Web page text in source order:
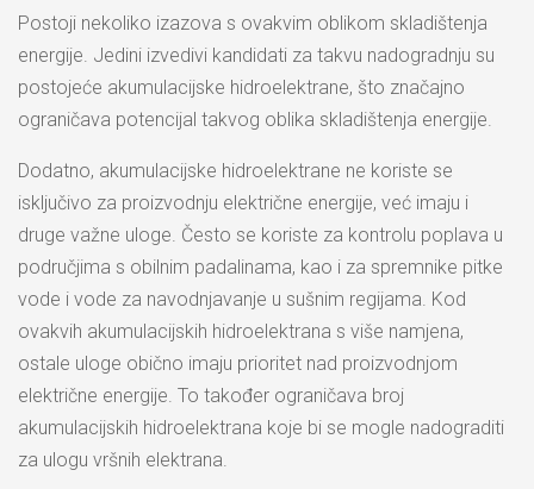
Postoji nekoliko izazova s ovakvim oblikom skladištenja
energije. Jedini izvedivi kandidati za takvu nadogradnju su
postojeće akumulacijske hidroelektrane, što značajno
ograničava potencijal takvog oblika skladištenja energije.
Dodatno, akumulacijske hidroelektrane ne koriste se
isključivo za proizvodnju električne energije, već imaju i
druge važne uloge. Često se koriste za kontrolu poplava u
područjima s obilnim padalinama, kao i za spremnike pitke
vode i vode za navodnjavanje u sušnim regijama. Kod
ovakvih akumulacijskih hidroelektrana s više namjena,
ostale uloge obično imaju prioritet nad proizvodnjom
električne energije. To također ograničava broj
akumulacijskih hidroelektrana koje bi se mogle nadograditi
za ulogu vršnih elektrana.